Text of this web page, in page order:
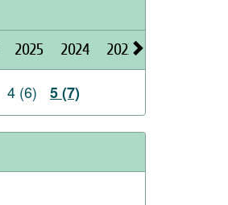
2025 2024 2023
4 (6) 5 (7)